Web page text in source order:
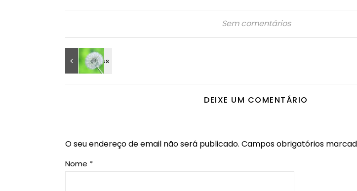
Sem comentários
DEIXE UM COMENTÁRIO
O seu endereço de email não será publicado. Campos obrigatórios
Nome *